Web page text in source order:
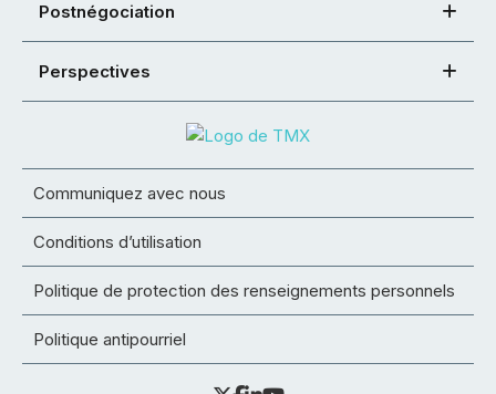
Postnégociation
Perspectives
Communiquez avec nous
Conditions d’utilisation
Politique de protection des renseignements personnels
Politique antipourriel